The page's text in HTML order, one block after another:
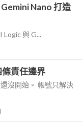
Nano 打造
與 G...
責任邊界
沒開始。 帳號只解決